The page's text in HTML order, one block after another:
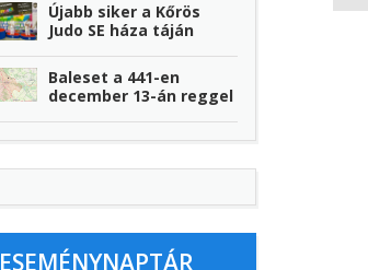
Újabb siker a Kőrös
Judo SE háza táján
Baleset a 441-en
december 13-án reggel
ESEMÉNYNAPTÁR